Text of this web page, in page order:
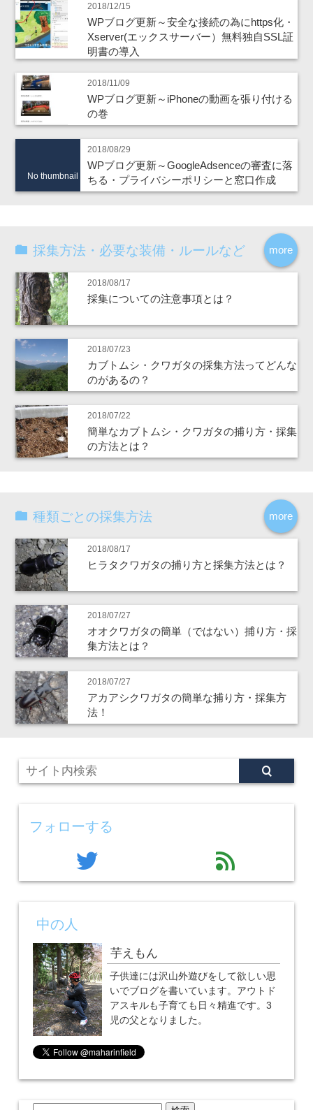
2018/12/15
WPブログ更新～安全な接続の為にhttps化・
Xserver(エックスサーバー）無料独自SSL証
明書の導入
2018/11/09
WPブログ更新～iPhoneの動画を張り付ける
の巻
No thumbnail
2018/08/29
WPブログ更新～GoogleAdsenceの審査に落
ちる・プライバシーポリシーと窓口作成
more
採集方法・必要な装備・ルールなど
2018/08/17
採集についての注意事項とは？
2018/07/23
カブトムシ・クワガタの採集方法ってどんな
のがあるの？
2018/07/22
簡単なカブトムシ・クワガタの捕り方・採集
の方法とは？
more
種類ごとの採集方法
2018/08/17
ヒラタクワガタの捕り方と採集方法とは？
2018/07/27
オオクワガタの簡単（ではない）捕り方・採
集方法とは？
2018/07/27
アカアシクワガタの簡単な捕り方・採集方
法！
フォローする
twitter feed
中の人
芋えもん
子供達には沢山外遊びをして欲しい思
いでブログを書いています。アウトド
アスキルも子育ても日々精進です。3
児の父となりました。